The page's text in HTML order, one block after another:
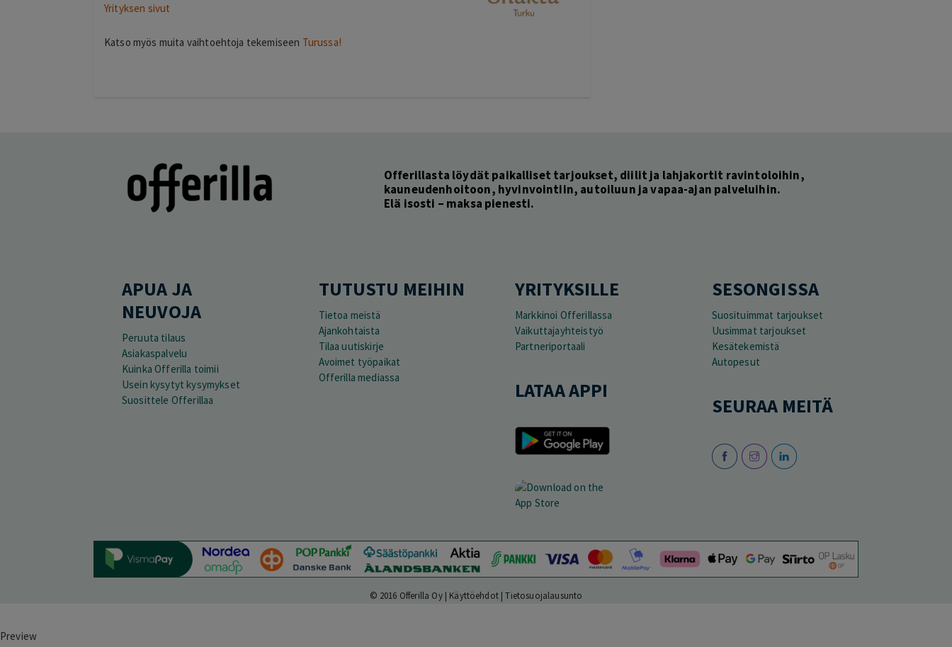
Yrityksen sivut
Katso myös muita vaihtoehtoja tekemiseen Turussa!
Offerillasta löydät paikalliset tarjoukset, diilit ja lahjakortit ravintoloihin,
kauneudenhoitoon, hyvinvointiin, autoiluun ja vapaa-ajan palveluihin.
Elä isosti – maksa pienesti.
APUA JA
NEUVOJA
Peruuta tilaus
Asiakaspalvelu
Kuinka Offerilla toimii
Usein kysytyt kysymykset
Suosittele Offerillaa
TUTUSTU MEIHIN
Tietoa meistä
Ajankohtaista
Tilaa uutiskirje
Avoimet työpaikat
Offerilla mediassa
YRITYKSILLE
Markkinoi Offerillassa
Vaikuttajayhteistyö
Partneriportaali
LATAA APPI
SESONGISSA
Suosituimmat tarjoukset
Uusimmat tarjoukset
Kesätekemistä
Autopesut
SEURAA MEITÄ
© 2016 Offerilla Oy | Käyttöehdot|Tietosuojalausunto
Preview